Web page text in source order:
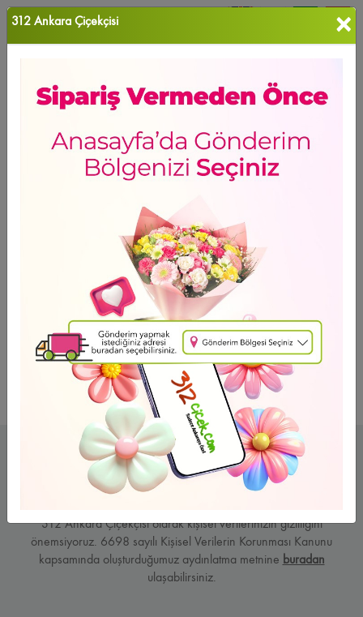
Ana Sayfa KUTUDA ÇİÇEKLER Kalp Kutuda Güller
Sıralama
Kalp Kutuda Güller
Ürün Bulunamadı...
312 Ankara Çiçekçisi olarak kişisel verilerinizin gizliliğini
önemsiyoruz. 6698 sayılı Kişisel Verilerin Korunması Kanunu
kapsamında oluşturduğumuz aydınlatma metnine buradan
ulaşabilirsiniz.
312 Ankara Çiçekçisi ×